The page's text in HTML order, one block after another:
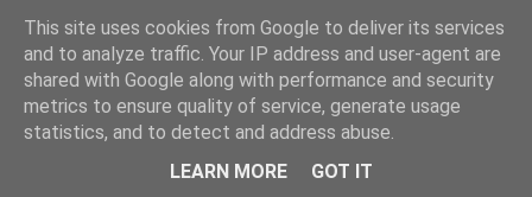
Dzięki swojemu położeniu geograficznemu,
Jastrowie był istotnym węzłem handlowym,
umożliwiającym wymianę towarów i kultur
między różnymi regionami.
This site uses cookies from Google to deliver its services
and to analyze traffic. Your IP address and user-agent are
shared with Google along with performance and security
metrics to ensure quality of service, generate usage
statistics, and to detect and address abuse.
LEARN MORE
GOT IT